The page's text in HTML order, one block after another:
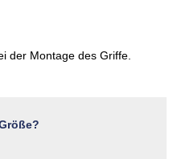
der Montage des Griffe.